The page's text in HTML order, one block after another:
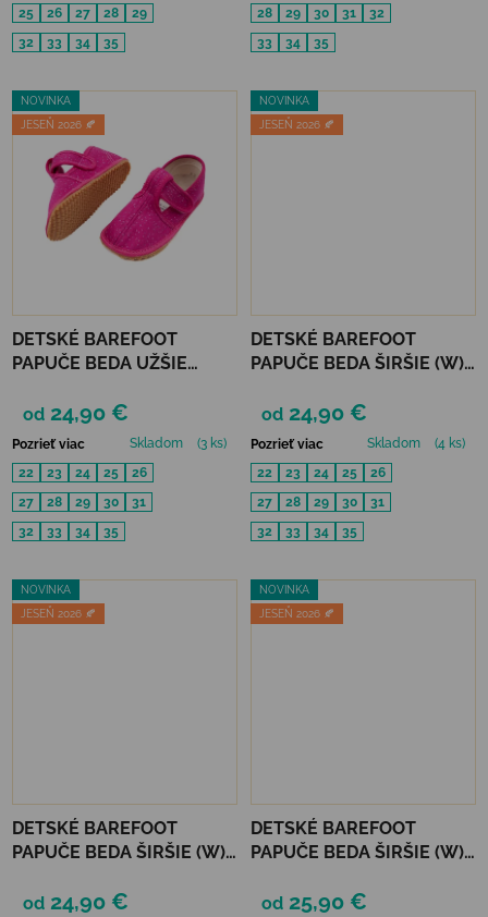
25
26 27 28
29
32
33 34 35
28
29 30 31
32
33
34 35
NOVINKA
JESEŇ 2026 🍂
DETSKÉ BAREFOOT
PAPUČE BEDA UŽŠIE
od 24,90 €
Pozrieť viac Skladom
(3 ks)
22
23 24 25
26
27
28 29 30
31
32
33 34 35
NOVINKA
JESEŇ 2026 🍂
DETSKÉ BAREFOOT
PAPUČE BEDA ŠIRŠIE (W) -
od 24,90 €
Pozrieť viac Skladom
(4 ks)
22
23 24 25
26
27
28 29 30
31
32
33 34 35
NOVINKA
JESEŇ 2026 🍂
DETSKÉ BAREFOOT
PAPUČE BEDA ŠIRŠIE (W) -
od 24,90 €
NOVINKA
JESEŇ 2026 🍂
DETSKÉ BAREFOOT
PAPUČE BEDA ŠIRŠIE (W)
od 25,90 €